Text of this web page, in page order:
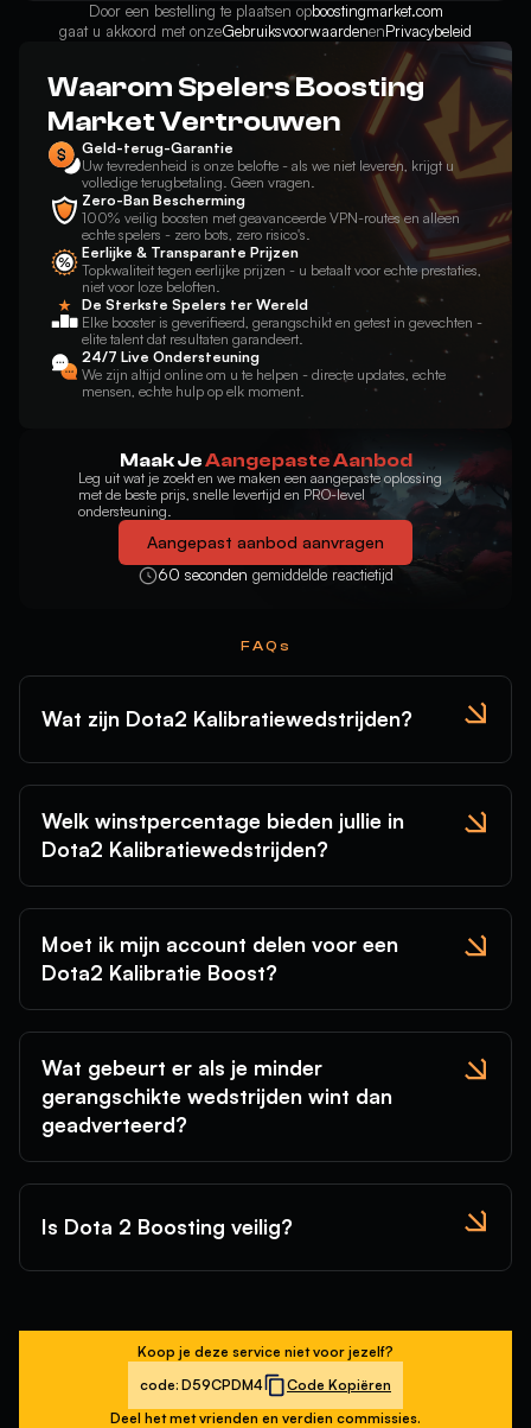
Door een bestelling te plaatsen opboostingmarket.com
gaat u akkoord met onzeGebruiksvoorwaardenenPrivacybeleid
Waarom Spelers Boosting
Market Vertrouwen
Geld-terug-Garantie
Uw tevredenheid is onze belofte - als we niet leveren, krijgt u
volledige terugbetaling. Geen vragen.
Zero-Ban Bescherming
100% veilig boosten met geavanceerde VPN-routes en alleen
echte spelers - zero bots, zero risico's.
Eerlijke & Transparante Prijzen
Topkwaliteit tegen eerlijke prijzen - u betaalt voor echte prestaties,
niet voor loze beloften.
De Sterkste Spelers ter Wereld
Elke booster is geverifieerd, gerangschikt en getest in gevechten -
elite talent dat resultaten garandeert.
24/7 Live Ondersteuning
We zijn altijd online om u te helpen - directe updates, echte
mensen, echte hulp op elk moment.
Maak JeAangepaste Aanbod
Leg uit wat je zoekt en we maken een aangepaste oplossing
met de beste prijs, snelle levertijd en PRO-level
ondersteuning.
Aangepast aanbod aanvragen
60 seconden gemiddelde reactietijd
FAQs
Wat zijn Dota2 Kalibratiewedstrijden?
Welk winstpercentage bieden jullie in
Dota2 Kalibratiewedstrijden?
Moet ik mijn account delen voor een
Dota2 Kalibratie Boost?
Wat gebeurt er als je minder
gerangschikte wedstrijden wint dan
geadverteerd?
Is Dota 2 Boosting veilig?
Koop je deze service niet voor jezelf?
code: D59CPDM4
Code Kopiëren
Deel het met vrienden en verdien commissies.